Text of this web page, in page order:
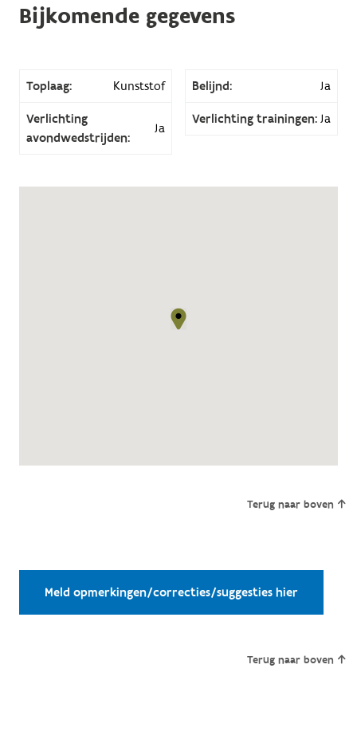
Bijkomende gegevens
Toplaag: Kunststof Belijnd: Ja
Verlichting
avondwedstrijden:
Ja
Verlichting trainingen: Ja
Terug naar boven
Meld opmerkingen/correcties/suggesties hier
Terug naar boven